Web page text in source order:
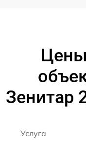
Зенитар
Услуга